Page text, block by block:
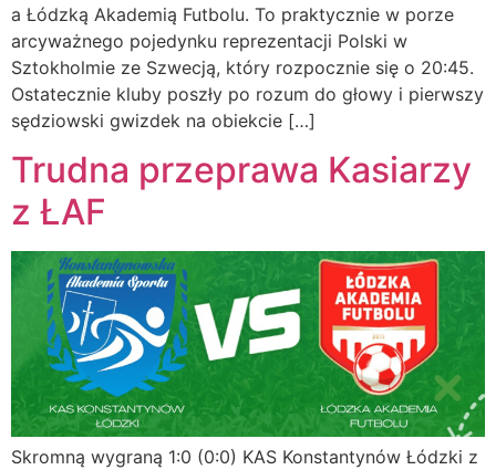
a Łódzką Akademią Futbolu. To praktycznie w porze
arcyważnego pojedynku reprezentacji Polski w
Sztokholmie ze Szwecją, który rozpocznie się o 20:45.
Ostatecznie kluby poszły po rozum do głowy i pierwszy
sędziowski gwizdek na obiekcie […]
Trudna przeprawa Kasiarzy
z ŁAF
Skromną wygraną 1:0 (0:0) KAS Konstantynów Łódzki z